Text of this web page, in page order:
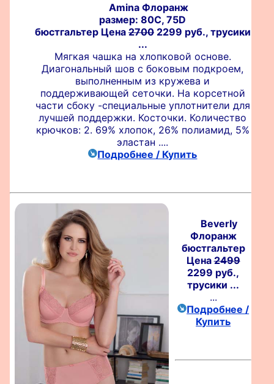
Amina Флоранж
размер: 80C, 75D
бюстгальтер Цена 27002299 руб., трусики
...
Мягкая чашка на хлопковой основе.
Диагональный шов с боковым подкроем,
выполненным из кружева и
поддерживающей сеточки. На корсетной
части сбоку -специальные уплотнители для
лучшей поддержки. Косточки. Количество
крючков: 2. 69% хлопок, 26% полиамид, 5%
эластан ....
Подробнее / Купить
Beverly
Флоранж
бюстгальтер
Цена2499
2299 руб.,
трусики ...
...
Подробнее /
Купить